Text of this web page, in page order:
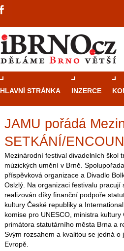
HLAVNÍ STRÁNKA INZERCE
JAMU pořádá
SETKÁNÍ/
Mezinárodní festival divadelních škol
múzických umění v Brně.
příspěvková organizace a Divadlo
Oslzlý. Na organizaci festivalu
realizován díky finanční podpoře
kultury České republiky a
komise pro UNESCO, ministra
primátora statutárního města Brna a
Svým rozsahem a kvalitou se jedná
Evropě.
návštěvníky, tak pro příležitostné